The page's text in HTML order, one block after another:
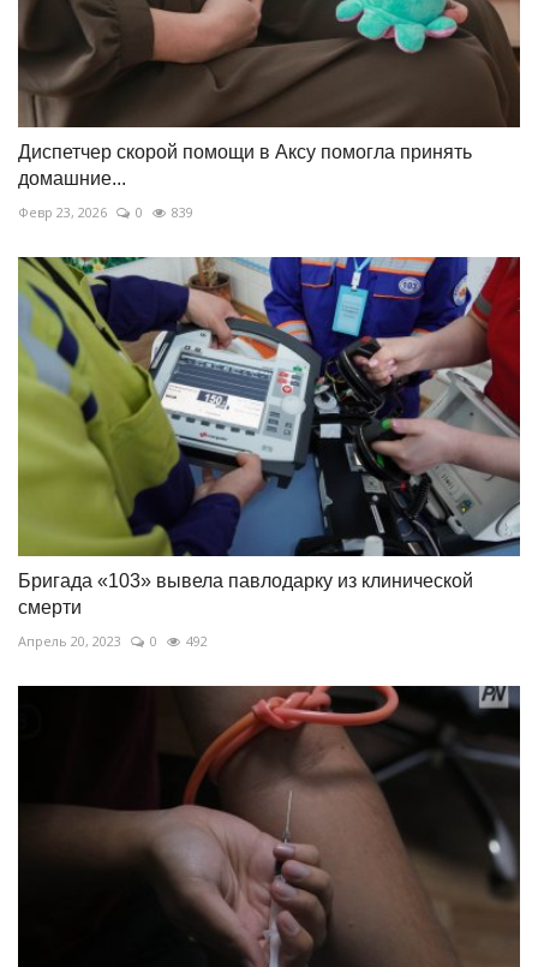
Диспетчер скорой помощи в Аксу помогла принять
домашние...
Февр 23, 2026 0 839
Бригада «103» вывела павлодарку из клинической
смерти
Апрель 20, 2023 0 492